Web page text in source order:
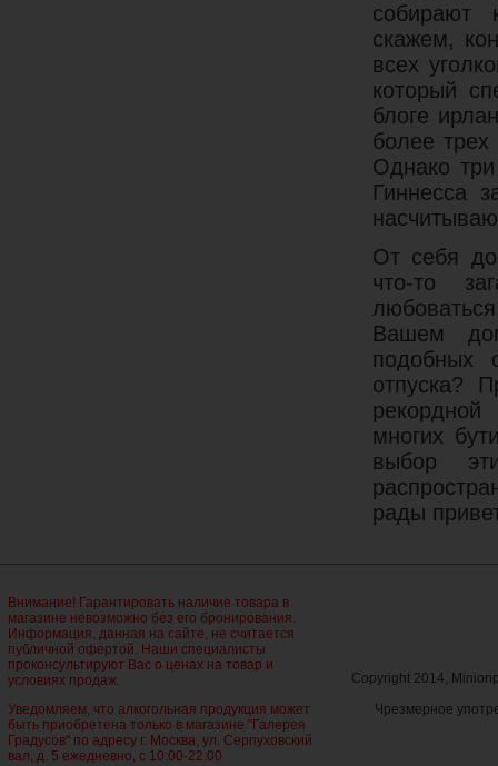
собирают
скажем,
всех
который
блоге
более
Однако
Гиннесса
От себя
что-то
Вашем
подобных
отпуска?
многих
выбор
рады
Внимание! Гарантировать наличие товара в
магазине невозможно без его бронирования.
Информация, данная на сайте, не считается
публичной офертой. Наши специалисты
проконсультируют Вас о ценах на товар и
условиях продаж.
Уведомляем, что алкогольная продукция может
быть приобретена только в магазине "Галерея
Градусов" по адресу г. Москва, ул. Серпуховский
вал, д. 5 ежедневно, с 10:00-22:00
Copyright 2014,
Чрезмерное